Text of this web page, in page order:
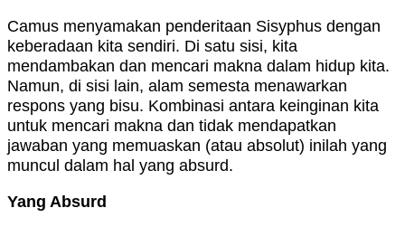
Camus menyamakan penderitaan Sisyphus dengan
keberadaan kita sendiri. Di satu sisi, kita
mendambakan dan mencari makna dalam hidup kita.
Namun, di sisi lain, alam semesta menawarkan
respons yang bisu. Kombinasi antara keinginan kita
untuk mencari makna dan tidak mendapatkan
jawaban yang memuaskan (atau absolut) inilah yang
muncul dalam hal yang absurd.
Yang Absurd